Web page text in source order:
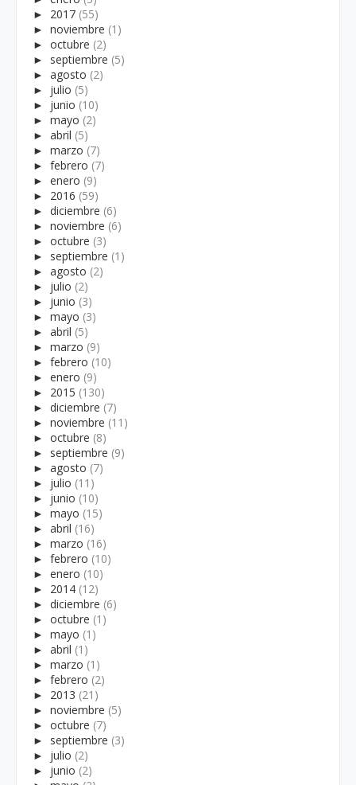
► 2017 (55)
► noviembre (1)
► octubre (2)
► septiembre (5)
► agosto (2)
► julio (5)
► junio (10)
► mayo (2)
► abril (5)
► marzo (7)
► febrero (7)
► enero (9)
► 2016 (59)
► diciembre (6)
► noviembre (6)
► octubre (3)
► septiembre (1)
► agosto (2)
► julio (2)
► junio (3)
► mayo (3)
► abril (5)
► marzo (9)
► febrero (10)
► enero (9)
► 2015 (130)
► diciembre (7)
► noviembre (11)
► octubre (8)
► septiembre (9)
► agosto (7)
► julio (11)
► junio (10)
► mayo (15)
► abril (16)
► marzo (16)
► febrero (10)
► enero (10)
► 2014 (12)
► diciembre (6)
► octubre (1)
► mayo (1)
► abril (1)
► marzo (1)
► febrero (2)
► 2013 (21)
► noviembre (5)
► octubre (7)
► septiembre (3)
► julio (2)
► junio (2)